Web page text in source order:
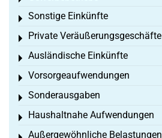
Sonstige Einkünfte
Toggle menu
Private Veräußerungsgeschäfte
Toggle menu
Ausländische Einkünfte
Toggle menu
Vorsorgeaufwendungen
Toggle menu
Sonderausgaben
Toggle menu
Haushaltnahe Aufwendungen
Toggle menu
Außergewöhnliche Belastungen